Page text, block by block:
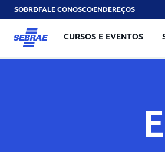
SOBREFALE CONOSCOENDEREÇOS
CURSOS E EVENTOS